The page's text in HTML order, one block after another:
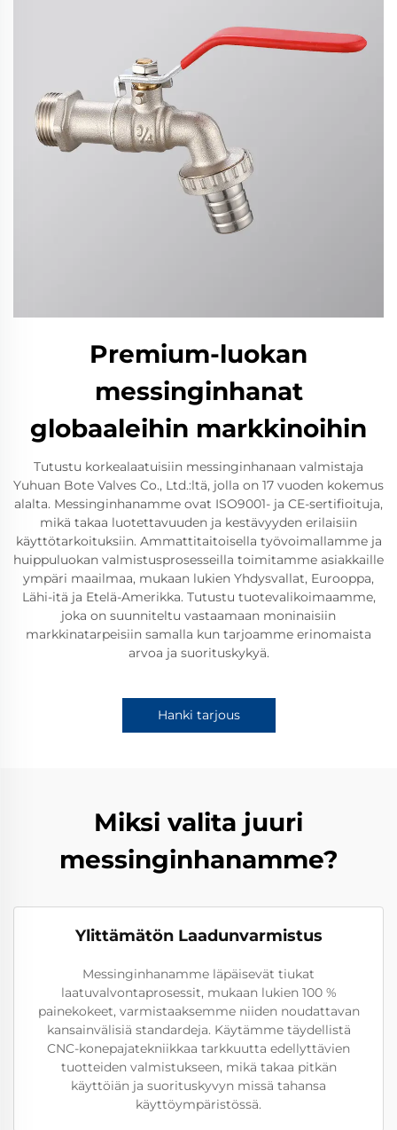
Premium-luokan
messinginhanat
globaaleihin markkinoihin
Tutustu korkealaatuisiin messinginhanaan valmistaja
Yuhuan Bote Valves Co., Ltd.:ltä, jolla on 17 vuoden kokemus
alalta. Messinginhanamme ovat ISO9001- ja CE-sertifioituja,
mikä takaa luotettavuuden ja kestävyyden erilaisiin
käyttötarkoituksiin. Ammattitaitoisella työvoimallamme ja
huippuluokan valmistusprosesseilla toimitamme asiakkaille
ympäri maailmaa, mukaan lukien Yhdysvallat, Eurooppa,
Lähi-itä ja Etelä-Amerikka. Tutustu tuotevalikoimaamme,
joka on suunniteltu vastaamaan moninaisiin
markkinatarpeisiin samalla kun tarjoamme erinomaista
arvoa ja suorituskykyä.
Hanki tarjous
Miksi valita juuri
messinginhanamme?
Ylittämätön Laadunvarmistus
Messinginhanamme läpäisevät tiukat
laatuvalvontaprosessit, mukaan lukien 100 %
painekokeet, varmistaaksemme niiden noudattavan
kansainvälisiä standardeja. Käytämme täydellistä
CNC-konepajatekniikkaa tarkkuutta edellyttävien
tuotteiden valmistukseen, mikä takaa pitkän
käyttöiän ja suorituskyvyn missä tahansa
käyttöympäristössä.